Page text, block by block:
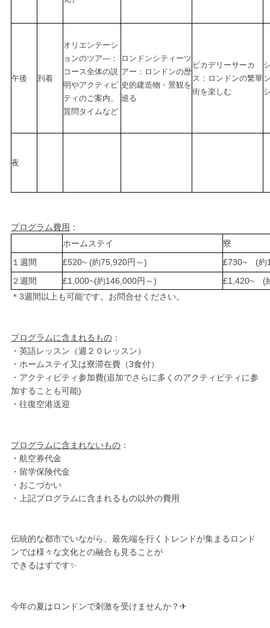
午後 到着
オリエンテーシ
ョンのツア―：
コース全体の説
明やアクティビ
ティのご案内、
質問タイムなど
ロンドンシティーツ
アー：ロンドンの歴
史的建造物・景観を
巡る
ピカデリーサーカ
ス：ロンドンの繁華
街を楽しむ
夜
プログラム費用 ：
ホームステイ
寮
１週間
£520~ (約75,920円～)
£730~ (約
２週間
£1,000~(約146,000円～)
£1,420~ (
＊3週間以上も可能です。お問合せください。
プログラムに含まれるもの ：
・英語レッスン（週２０レッスン）
・ホームステイ又は寮滞在費（3食付）
・アクティビティ参加費(追加でさらに多くのアクティビティに参
加することも可能)
・往復空港送迎
プログラムに含まれないもの ：
・航空券代金
・留学保険代金
・おこづかい
・上記プログラムに含まれるもの以外の費用
伝統的な都市でいながら、最先端を行くトレンドが集まるロンド
ンでは様々な文化との融合も見ることが
できるはずです✨
今年の夏はロンドンで刺激を受けませんか？✈